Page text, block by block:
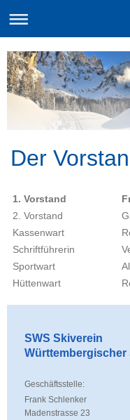
Der
1. Vorstand
2. Vorstand
Kassenwart
Schriftführerin
Sportwart
Hüttenwart
SWS Skiverein
Württembergischer
Geschäftsstelle:
Frank Schlenker
Madenstrasse 23